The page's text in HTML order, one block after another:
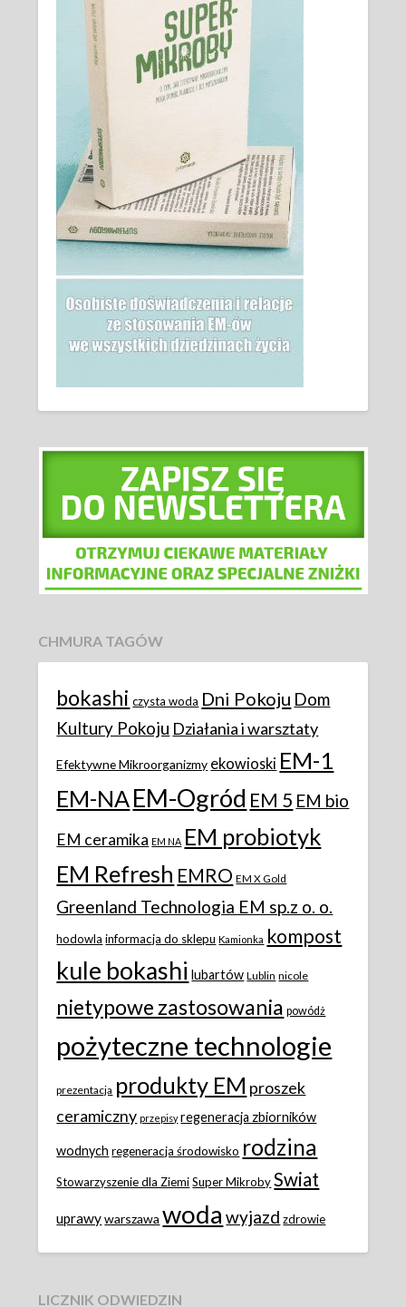
CHMURA TAGÓW
bokashi czysta woda Dni Pokoju Dom
Kultury Pokoju Działania i warsztaty
Efektywne Mikroorganizmy ekowioski EM-1
EM-NAEM-Ogród EM 5 EM bio
EM ceramika EM NA EM probiotyk
EM Refresh EMRO EM X Gold
Greenland Technologia EM sp.z o. o.
hodowla informacja do sklepu Kamionka kompost
kule bokashi lubartów Lublin nicole
nietypowe zastosowania powódż
pożyteczne technologie
prezentacja produkty EM proszek
ceramiczny przepisy regeneracja zbiorników
wodnych regeneracja środowisko rodzina
Stowarzyszenie dla Ziemi Super Mikroby Swiat
uprawy warszawa woda wyjazd zdrowie
LICZNIK ODWIEDZIN